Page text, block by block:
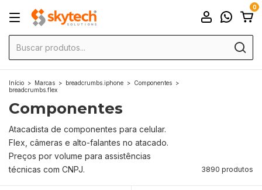
0
Início > Marcas > breadcrumbs.iphone > Componentes >
breadcrumbs.flex
Componentes
Atacadista de componentes para celular.
Flex, câmeras e alto-falantes no atacado.
Preços por volume para assistências
técnicas com CNPJ.
3890 produtos